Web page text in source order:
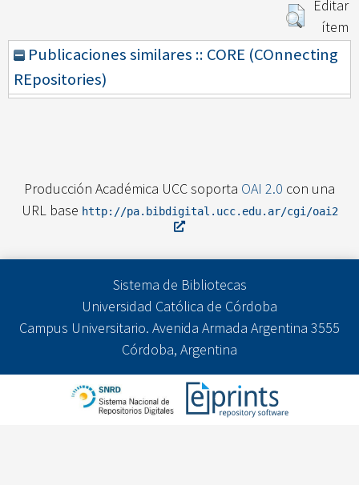
Editar
ítem
Publicaciones similares :: CORE (COnnecting
REpositories)
Producción Académica UCC soporta OAI 2.0 con una
URL base http://pa.bibdigital.ucc.edu.ar/cgi/oai2
Sistema de Bibliotecas
Universidad Católica de Córdoba
Campus Universitario. Avenida Armada Argentina 3555
Córdoba, Argentina